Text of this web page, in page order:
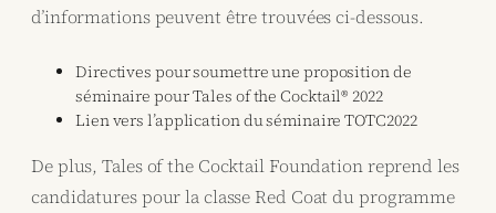
d’informations peuvent être trouvées ci-dessous.
Directives pour soumettre une proposition de
séminaire pour Tales of the Cocktail® 2022
Lien vers l’application du séminaire TOTC2022
De plus, Tales of the Cocktail Foundation reprend les
candidatures pour la classe Red Coat du programme